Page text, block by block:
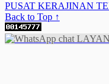
PUSAT KERAJINAN
Back to Top ↑